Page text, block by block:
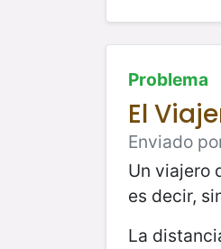
Problema
El
Enviado
Un viajero
es decir,
La